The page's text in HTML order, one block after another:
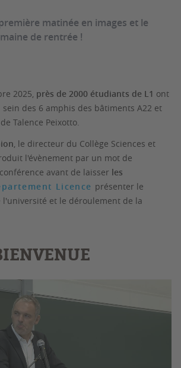
matinée en images et le
de rentrée !
2025, près de 2000 étudiants de L1 ont
des 6 amphis des bâtiments A22 et
Talence Peixotto.
, le directeur du Collège Sciences et
l'évènement par un mot de
avant de laisser les
Licence présenter le
et le déroulement de la